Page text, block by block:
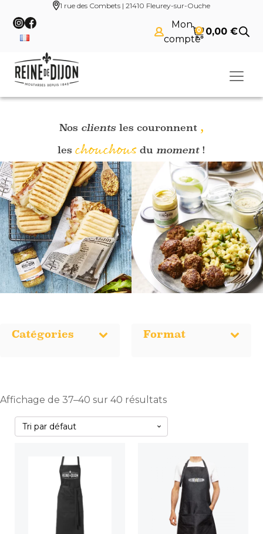
Panneau de gestion des cookies
1 rue des Combets | 21410 Fleurey-sur-Ouche
Mon
compte
0 0,00€
Nos clients les couronnent ,
les chouchous du moment!
Catégories Format
Affichage de 37–40 sur 40 résultats